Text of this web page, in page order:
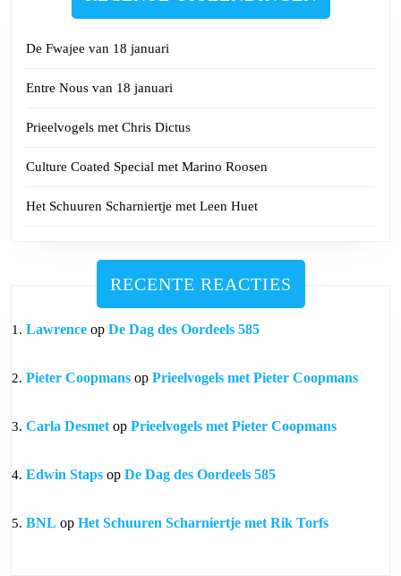
De Fwajee van 18 januari
Entre Nous van 18 januari
Prieelvogels met Chris Dictus
Culture Coated Special met Marino Roosen
Het Schuuren Scharniertje met Leen Huet
RECENTE REACTIES
Lawrence op De Dag des Oordeels 585
Pieter Coopmans op Prieelvogels met Pieter Coopmans
Carla Desmet op Prieelvogels met Pieter Coopmans
Edwin Staps op De Dag des Oordeels 585
BNL op Het Schuuren Scharniertje met Rik Torfs